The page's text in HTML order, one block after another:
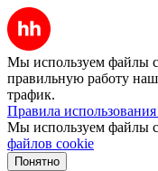
Мы используем файлы
правильную работу
трафик.
Правила
Мы используем файлы
файлов cookie
Понятно